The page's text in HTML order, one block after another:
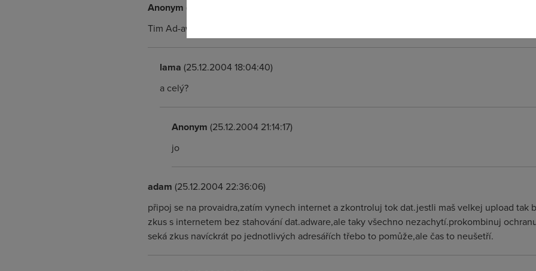
Anonym (25.12.2004 17:53:05)
Tim Ad-aware to de rychlejc.
lama (25.12.2004 18:04:40)
a celý?
Anonym (25.12.2004 21:14:17)
jo
adam (25.12.2004 22:36:06)
připoj se na provaidra,zatím vynech internet a zkontroluj tok dat.jestli maš velkej upload tak
zkus s internetem bez stahování dat.adware,ale taky všechno nezachytí.prokombinuj
seká zkus navíckrát po jednotlivých adresářích třebo to pomůže,ale čas to neušetří.